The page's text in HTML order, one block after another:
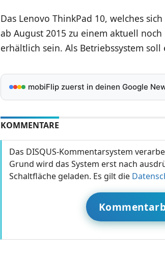
Das Lenovo ThinkPad 10, welches
ab August 2015 zu einem aktuell
erhältlich sein. Als Betriebssystem
mobiFlip zuerst in deinen Google
KOMMENTARE
Das DISQUS-Kommentarsystem
Grund wird das System erst nach
Schaltfläche geladen. Es gilt die